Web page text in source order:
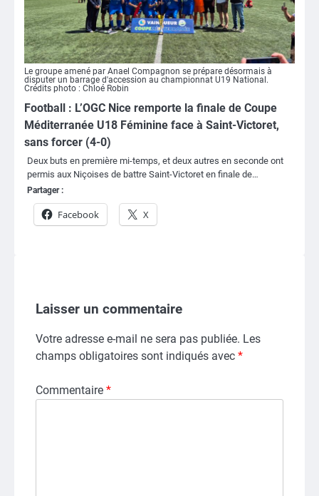
Le groupe amené par Anael Compagnon se prépare désormais à
disputer un barrage d'accession au championnat U19 National.
Crédits photo : Chloé Robin
Football : L’OGC Nice remporte la finale de Coupe
Méditerranée U18 Féminine face à Saint-Victoret,
sans forcer (4-0)
Deux buts en première mi-temps, et deux autres en seconde ont
permis aux Niçoises de battre Saint-Victoret en finale de…
Partager :
Facebook X
Laisser un commentaire
Votre adresse e-mail ne sera pas publiée. Les
champs obligatoires sont indiqués avec *
Commentaire *